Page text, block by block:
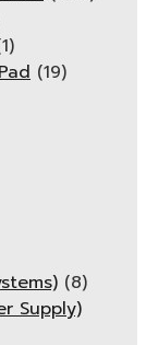
(19)
(8)
Supply)